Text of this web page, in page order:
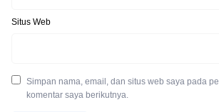
Situs Web
Simpan nama, email, dan situs web saya pada
komentar saya berikutnya.